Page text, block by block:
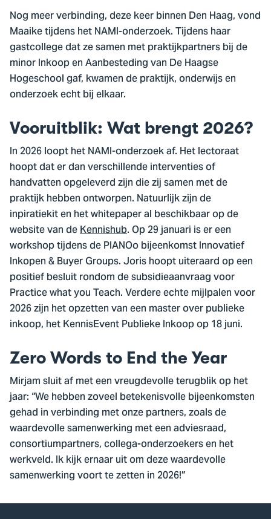
Nog meer verbinding, deze keer binnen Den Haag, vond
Maaike tijdens het NAMI-onderzoek. Tijdens haar
gastcollege dat ze samen met praktijkpartners bij de
minor Inkoop en Aanbesteding van De Haagse
Hogeschool gaf, kwamen de praktijk, onderwijs en
onderzoek echt bij elkaar.
Vooruitblik: Wat brengt 2026?
In 2026 loopt het NAMI-onderzoek af. Het lectoraat
hoopt dat er dan verschillende interventies of
handvatten opgeleverd zijn die zij samen met de
praktijk hebben ontworpen. Natuurlijk zijn de
inpiratiekit en het whitepaper al beschikbaar op de
website van deKennishub. Op 29 januari is er een
workshop tijdens de PIANOo bijeenkomst Innovatief
Inkopen & Buyer Groups. Joris hoopt uiteraard op een
positief besluit rondom de subsidieaanvraag voor
Practice what you Teach. Verdere echte mijlpalen voor
2026 zijn het opzetten van een master over publieke
inkoop, het KennisEvent Publieke Inkoop op 18 juni.
Zero Words to End the Year
Mirjam sluit af met een vreugdevolle terugblik op het
jaar: “We hebben zoveel betekenisvolle bijeenkomsten
gehad in verbinding met onze partners, zoals de
waardevolle samenwerking met een adviesraad,
consortiumpartners, collega-onderzoekers en het
werkveld. Ik kijk ernaar uit om deze waardevolle
samenwerking voort te zetten in 2026!”